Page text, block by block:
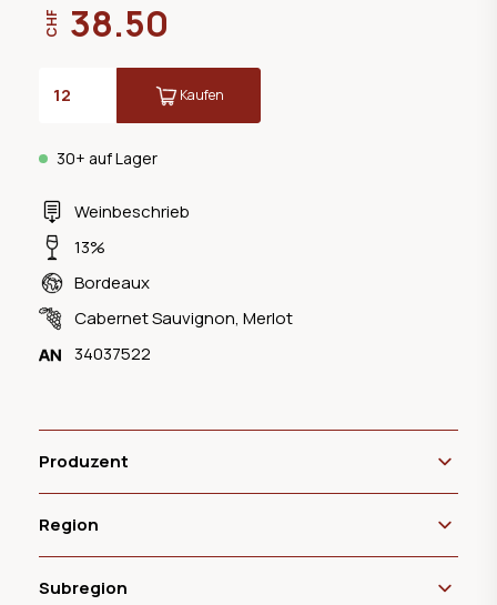
Weinbeschrieb
13%
Bordeaux
Cabernet Sauvignon, Merlot
34037522
30+ auf Lager
CHF 38.50
Kaufen
Produzent
Region
Subregion